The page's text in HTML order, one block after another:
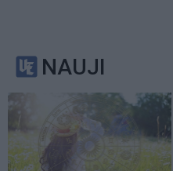
NAUJI